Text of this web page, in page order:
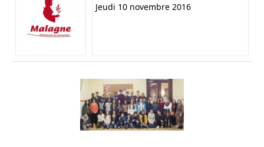
Jeudi 10 novembre 2016